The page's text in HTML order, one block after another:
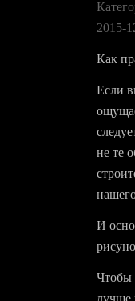
2015-
Как
Если
не те
И
Чтобы
лучше